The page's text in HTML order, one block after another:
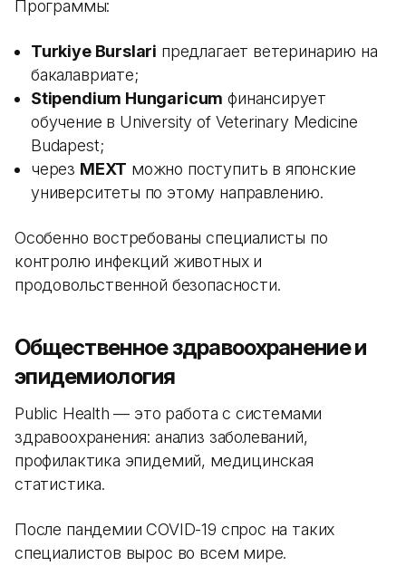
Программы:
Turkiye Burslari предлагает ветеринарию на
бакалавриате;
Stipendium Hungaricum финансирует
обучение в University of Veterinary Medicine
Budapest;
через MEXT можно поступить в японские
университеты по этому направлению.
Особенно востребованы специалисты по
контролю инфекций животных и
продовольственной безопасности.
Общественное здравоохранение и
эпидемиология
Public Health — это работа с системами
здравоохранения: анализ заболеваний,
профилактика эпидемий, медицинская
статистика.
После пандемии COVID-19 спрос на таких
специалистов вырос во всем мире.